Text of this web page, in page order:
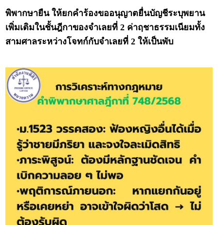
พิพากษายืน ให้ยกคำร้องขออนุญาตยื่นบัญชีระบุพยาน
เพิ่มเติมในชั้นฎีกาของจำเลยที่ 2 ค่าฤชาธรรมเนียมทั้ง
สามศาลระหว่างโจทก์กับจำเลยที่ 2 ให้เป็นพับ